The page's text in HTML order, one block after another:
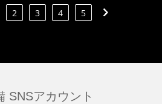
2 3 4 5
SNSアカウント